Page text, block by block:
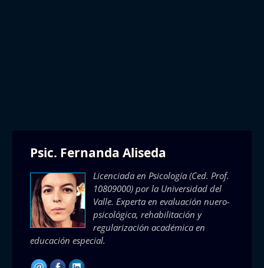
Psic. Fernanda Aliseda
Licenciada en Psicología (Ced. Prof.
10809000) por la Universidad del
Valle. Experta en evaluación nuero-
psicológica, rehabilitación y
regularización académica en
educación especial.